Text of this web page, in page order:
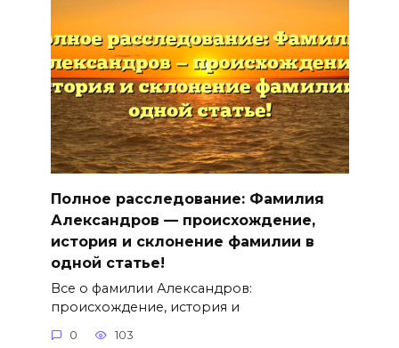
Полное расследование: Фамилия
Александров — происхождение,
история и склонение фамилии в
одной статье!
Все о фамилии Александров:
происхождение, история и
0 103